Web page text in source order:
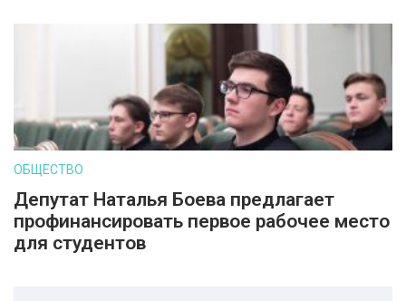
ОБЩЕСТВО
Депутат Наталья Боева предлагает
профинансировать первое рабочее место
для студентов